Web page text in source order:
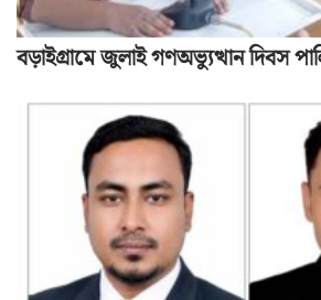
বড়াইগ্রামে জুলাই গণঅভ্যুত্থান দিবস